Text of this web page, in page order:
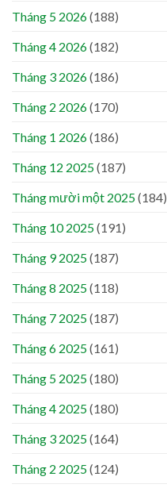
Tháng 5 2026(188)
Tháng 4 2026(182)
Tháng 3 2026(186)
Tháng 2 2026(170)
Tháng 1 2026(186)
Tháng 12 2025(187)
Tháng mười một 2025(184)
Tháng 10 2025(191)
Tháng 9 2025(187)
Tháng 8 2025(118)
Tháng 7 2025(187)
Tháng 6 2025(161)
Tháng 5 2025(180)
Tháng 4 2025(180)
Tháng 3 2025(164)
Tháng 2 2025(124)